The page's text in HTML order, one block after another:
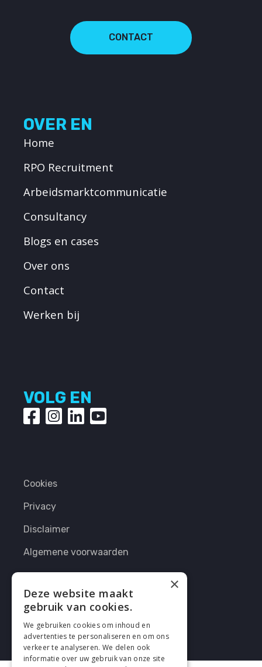
CONTACT
OVER EN
Home
RPO Recruitment
Arbeidsmarktcommunicatie
Consultancy
Blogs en cases
Over ons
Contact
Werken bij
VOLG EN
2026 enhrsolutions.com
Cookies
Privacy
Disclaimer
Algemene voorwaarden
×
Deze website maakt
gebruik van cookies.
We gebruiken cookies om inhoud en
advertenties te personaliseren en om ons
verkeer te analyseren. We delen ook
informatie over uw gebruik van onze site